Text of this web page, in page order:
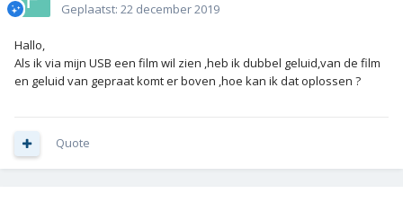
Geplaatst: 22 december 2019
Hallo,
Als ik via mijn USB een film wil zien ,heb ik dubbel geluid,van de film
en geluid van gepraat komt er boven ,hoe kan ik dat oplossen ?
Quote